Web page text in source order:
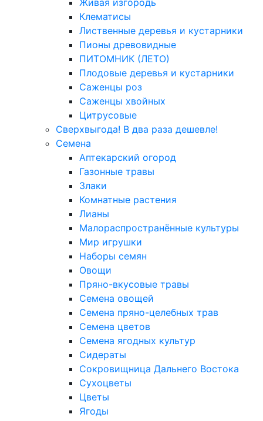
Живая изгородь
Клематисы
Лиственные деревья и кустарники
Пионы древовидные
ПИТОМНИК (ЛЕТО)
Плодовые деревья и кустарники
Саженцы роз
Саженцы хвойных
Цитрусовые
Сверхвыгода! В два раза дешевле!
Семена
Аптекарский огород
Газонные травы
Злаки
Комнатные растения
Лианы
Малораспространённые культуры
Мир игрушки
Наборы семян
Овощи
Пряно-вкусовые травы
Семена овощей
Семена пряно-целебных трав
Семена цветов
Семена ягодных культур
Сидераты
Сокровищница Дальнего Востока
Сухоцветы
Цветы
Ягоды